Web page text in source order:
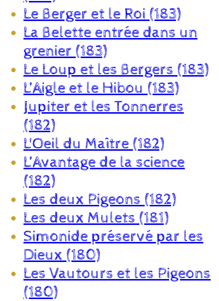
Le Berger et le Roi (183)
La Belette entrée dans un
grenier (183)
Le Loup et les Bergers (183)
L’Aigle et le Hibou (183)
Jupiter et les Tonnerres
(182)
L'Oeil du Maître (182)
L’Avantage de la science
(182)
Les deux Pigeons (182)
Les deux Mulets (181)
Simonide préservé par les
Dieux (180)
Les Vautours et les Pigeons
(180)